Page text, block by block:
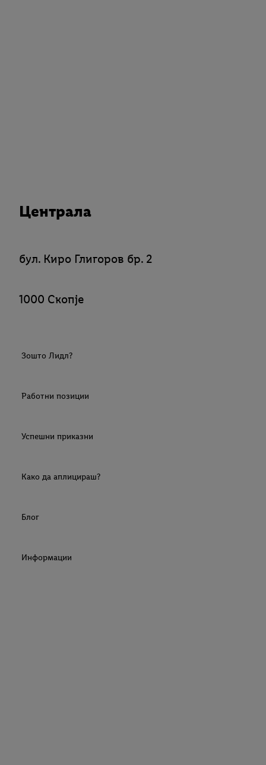
Централа
бул. Киро Глигоров бр. 2
1000 Скопје
Зошто Лидл?
Работни позиции
Успешни приказни
Како да аплицираш?
Блог
Информации